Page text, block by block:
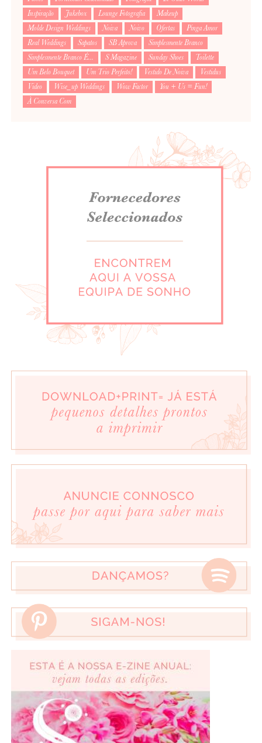
Inspiração
Jukebox Lounge Fotografia
Makeup
Molde Design Weddings
Noiva Noivo Ofertas
Pinga Amor
Real Weddings
Sapatos SB Aprova
Simplesmente Branco
Simplesmente Branco É...
S Magazine Sunday Shoes
Toilette
Um Belo Bouquet
Um Trio Perfeito! Vestido De Noiva
Vestidus
Video
Wise_up Weddings Wow Factor
You + Us = Fun!
À Conversa Com